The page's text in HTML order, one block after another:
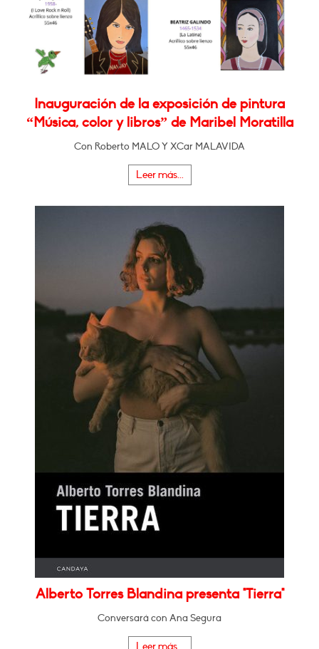
Inauguración de la exposición de pintura
“Música, color y libros” de Maribel Moratilla
Con Roberto MALO Y XCar MALAVIDA
Leer más...
Alberto Torres Blandina presenta "Tierra"
Conversará con Ana Segura
Leer más...